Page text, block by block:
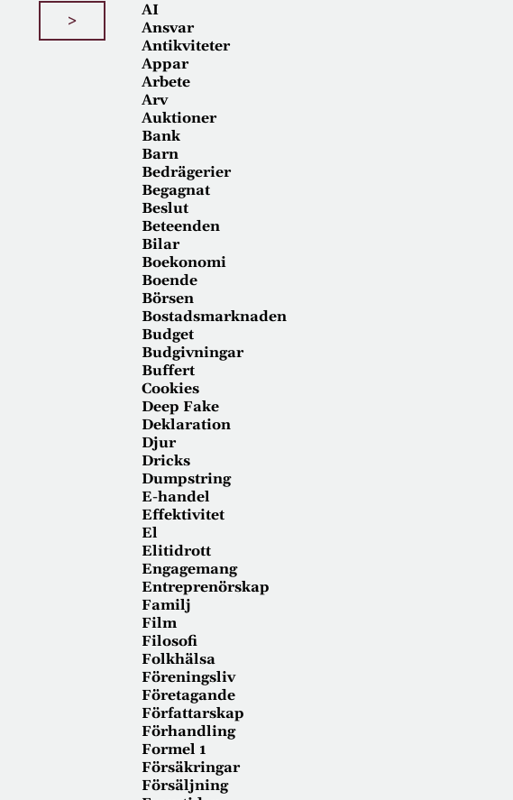
>
AI
Ansvar
Antikviteter
Appar
Arbete
Arv
Auktioner
Bank
Barn
Bedrägerier
Begagnat
Beslut
Beteenden
Bilar
Boekonomi
Boende
Börsen
Bostadsmarknaden
Budget
Budgivningar
Buffert
Cookies
Deep Fake
Deklaration
Djur
Dricks
Dumpstring
E-handel
Effektivitet
El
Elitidrott
Engagemang
Entreprenörskap
Familj
Film
Filosofi
Folkhälsa
Föreningsliv
Företagande
Författarskap
Förhandling
Formel 1
Försäkringar
Försäljning